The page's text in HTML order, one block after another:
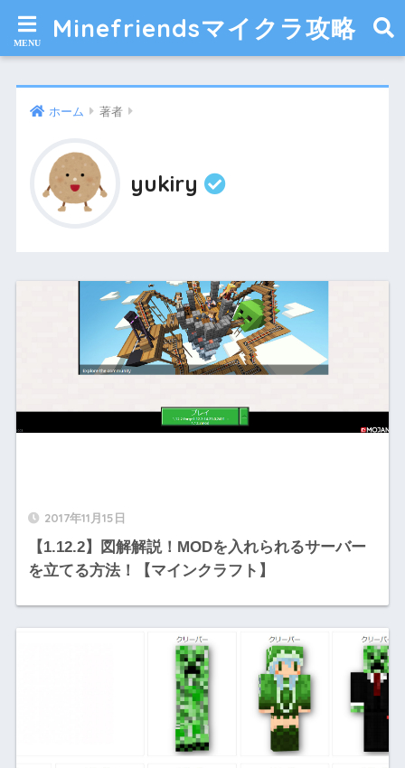
Minefriendsマイクラ攻略
ホーム 著者
yukiry
2017年11月15日
【1.12.2】図解解説！MODを入れられるサーバー
を立てる方法！【マインクラフト】